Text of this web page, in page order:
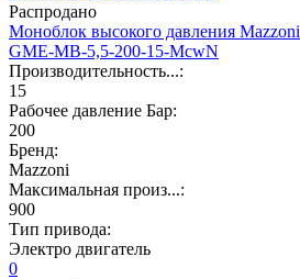
Распродано
Моноблок высокого давления
GME-MB-5,5-200-15-McwN
Производительность...:
15
Рабочее давление Бар:
200
Бренд:
Mazzoni
Максимальная произ...:
900
Тип привода:
Электро двигатель
0